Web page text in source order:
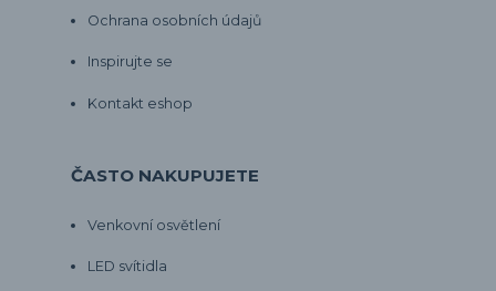
Ochrana osobních údajů
Inspirujte se
Kontakt eshop
ČASTO NAKUPUJETE
Venkovní osvětlení
LED svítidla